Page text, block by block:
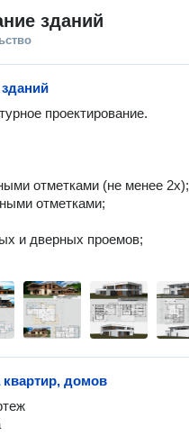
зданий
проектирование.
отметками (не менее 2х);
отметками;
и дверных проемов;
домов